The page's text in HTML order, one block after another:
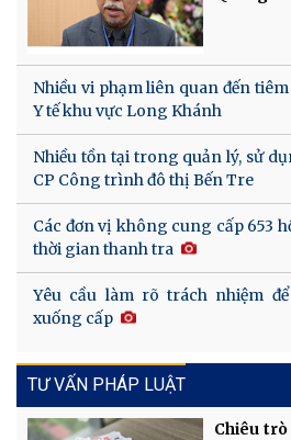
Nhiều vi phạm liên quan đến
Y tế khu vực Long Khánh
Nhiều tồn tại trong quản lý, sử
CP Công trình đô thị Bến Tre
Các đơn vị không cung cấp 653
thời gian thanh tra
Yêu cầu làm rõ trách nhiệm
xuống cấp
TƯ VẤN PHÁP LUẬT
Chiêu